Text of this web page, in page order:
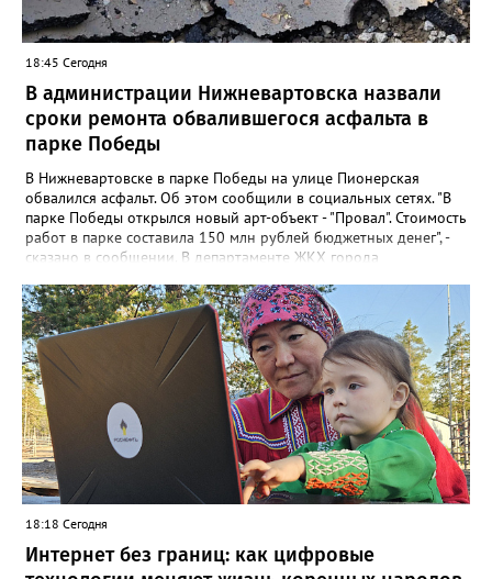
18:45 Сегодня
В администрации Нижневартовска назвали
сроки ремонта обвалившегося асфальта в
парке Победы
В Нижневартовске в парке Победы на улице Пионерская
обвалился асфальт. Об этом сообщили в социальных сетях. "В
парке Победы открылся новый арт-объект - "Провал". Стоимость
работ в парке составила 150 млн рублей бюджетных денег", -
сказано в сообщении. В департаменте ЖКХ города
данной проблемой. "Причиной обрушения благоустройства
послужило разрушение железобетонного лотка в котором
проложены не действующие трубопроводы теплоснабжения.
Ж/б лоток проходит параллельно проспекту Победы", - заявили
в департаменте. Там также отметили, что восстановительные
работы выполнит МБУ "Управление по дорожному хозяйству и
благоустройству" до конца следующей недели.
18:18 Сегодня
Интернет без границ: как цифровые